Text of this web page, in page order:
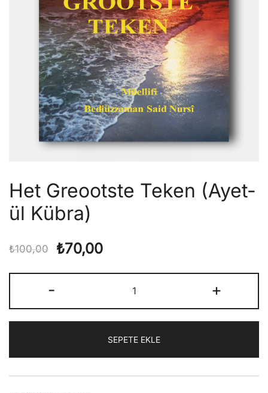
Het Greootste Teken (Ayet-
ül Kübra)
₺100,00
Orijinal
fiyat:
₺70,00Şu
andaki
fiyat:
₺70,00.
-
Greootste
Teken
ül
Kübra)
adet
+
SEPETE EKLE